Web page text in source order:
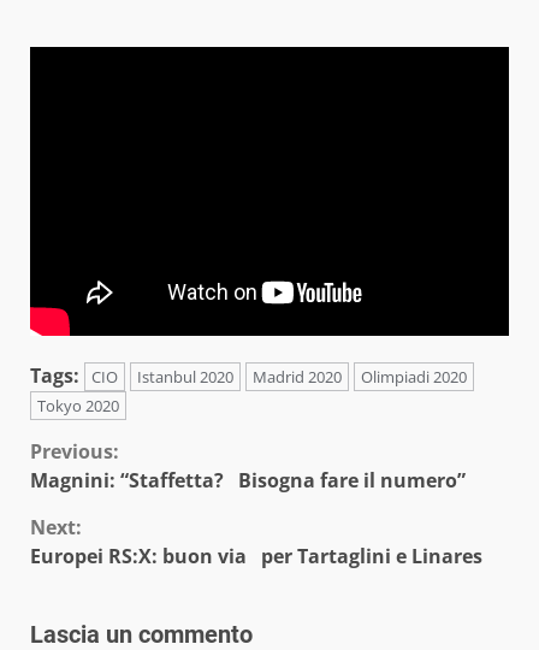
Tags: CIO Istanbul 2020 Madrid 2020
Olimpiadi 2020
Tokyo 2020
Continue
Reading
Previous:
Magnini: “Staffetta? Bisogna fare il numero”
Next:
Europei RS:X: buon via per Tartaglini e Linares
Lascia un commento